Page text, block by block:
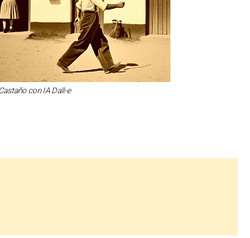
con IA Dall-e